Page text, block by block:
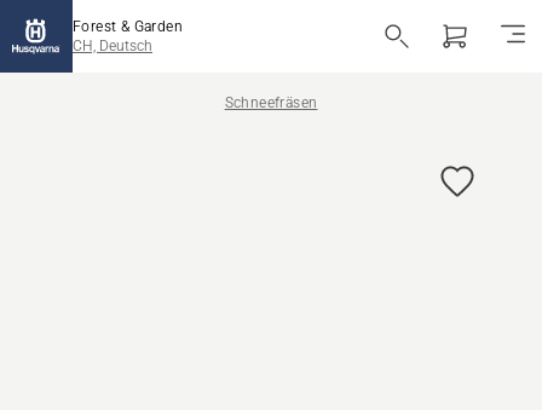
Forest & Garden
CH, Deutsch
Schneefräsen